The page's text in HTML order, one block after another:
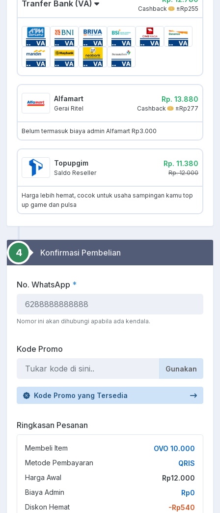
Tranfer Bank (VA) Cashback ±Rp255
Alfamart
Gerai Ritel
Rp. 13.880
Cashback ±Rp277
Belum termasuk biaya admin Alfamart Rp3.000
Topupgim
Saldo Reseller
Rp. 11.380
Rp. 12.000
Harga lebih hemat, cocok untuk usaha sampingan kamu top
up game dan pulsa
4 Konfirmasi Pembelian
No. WhatsApp *
Nomor ini akan dihubungi apabila ada kendala.
Kode Promo
Gunakan
Kode Promo yang Tersedia
Ringkasan Pesanan
Membeli Item
OVO 10.000
Metode Pembayaran
QRIS
Harga Awal
Rp12.000
Biaya Admin
Rp0
Diskon Hemat
-Rp540